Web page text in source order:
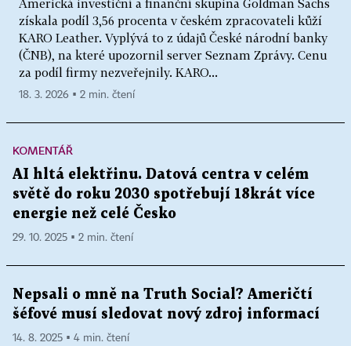
Americká investiční a finanční skupina Goldman Sachs
získala podíl 3,56 procenta v českém zpracovateli kůží
KARO Leather. Vyplývá to z údajů České národní banky
(ČNB), na které upozornil server Seznam Zprávy. Cenu
za podíl firmy nezveřejnily. KARO...
18. 3. 2026 ▪ 2 min. čtení
KOMENTÁŘ
AI hltá elektřinu. Datová centra v celém
světě do roku 2030 spotřebují 18krát více
energie než celé Česko
29. 10. 2025 ▪ 2 min. čtení
Nepsali o mně na Truth Social? Američtí
šéfové musí sledovat nový zdroj informací
14. 8. 2025 ▪ 4 min. čtení